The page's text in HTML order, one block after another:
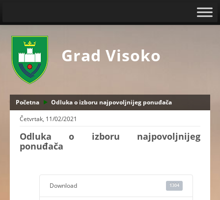
Grad Visoko
Početna
Odluka o izboru najpovoljnijeg ponuđača
Četvrtak, 11/02/2021
Odluka o izboru najpovoljnijeg
ponuđača
Download 1304